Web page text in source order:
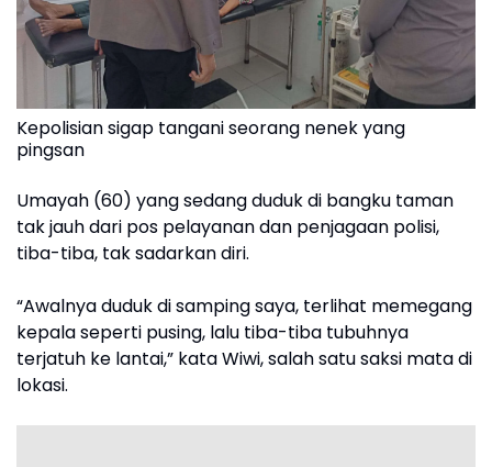
Kepolisian sigap tangani seorang nenek yang
pingsan
Umayah (60) yang sedang duduk di bangku taman
tak jauh dari pos pelayanan dan penjagaan polisi,
tiba-tiba, tak sadarkan diri.
“Awalnya duduk di samping saya, terlihat memegang
kepala seperti pusing, lalu tiba-tiba tubuhnya
terjatuh ke lantai,” kata Wiwi, salah satu saksi mata di
lokasi.